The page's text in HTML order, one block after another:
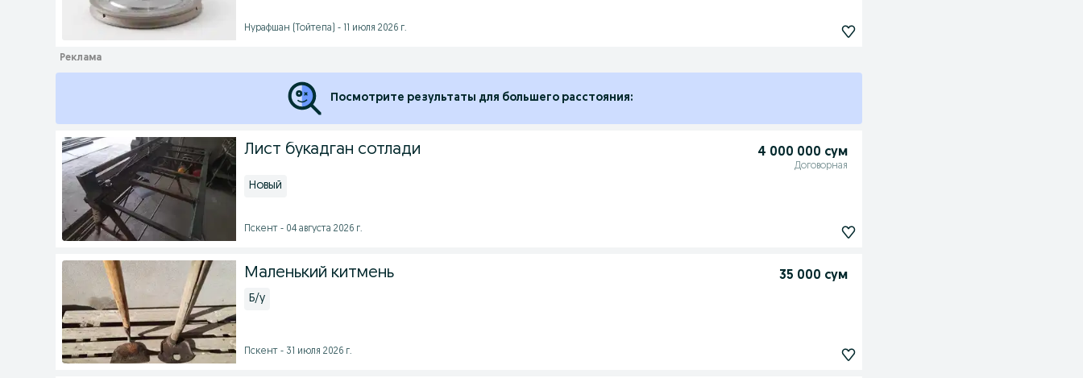
Нурафшан (Тойтепа) - 11 июля 2026 г.
Посмотрите результаты для большего расстояния:
Лист букадган сотлади 4 000 000 сум
Договорная
Новый
Пскент - 04 августа 2026 г.
Маленький китмень 35 000 сум
Б/у
Пскент - 31 июля 2026 г.